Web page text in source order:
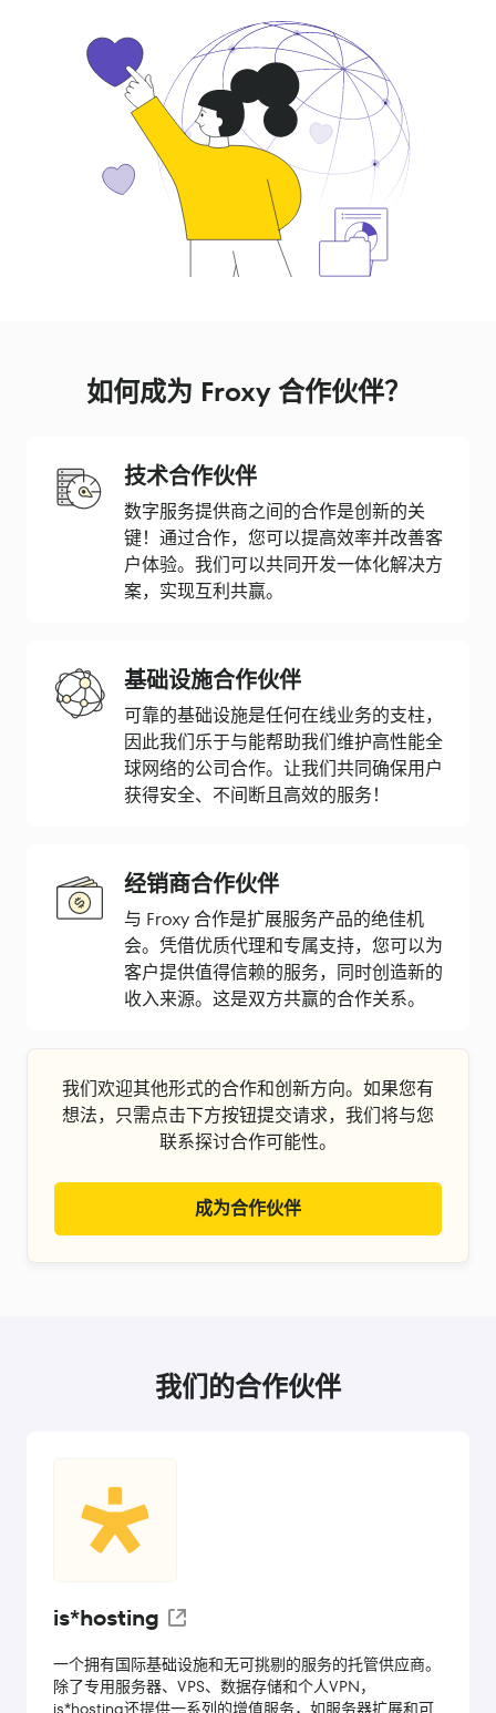
如何成为 Froxy 合作伙伴？
技术合作伙伴
数字服务提供商之间的合作是创新的关
键！通过合作，您可以提高效率并改善客
户体验。我们可以共同开发一体化解决方
案，实现互利共赢。
基础设施合作伙伴
可靠的基础设施是任何在线业务的支柱，
因此我们乐于与能帮助我们维护高性能全
球网络的公司合作。让我们共同确保用户
获得安全、不间断且高效的服务！
经销商合作伙伴
与 Froxy 合作是扩展服务产品的绝佳机
会。凭借优质代理和专属支持，您可以为
客户提供值得信赖的服务，同时创造新的
收入来源。这是双方共赢的合作关系。
我们欢迎其他形式的合作和创新方向。如果您有
想法，只需点击下方按钮提交请求，我们将与您
联系探讨合作可能性。
成为合作伙伴
我们的合作伙伴
is*hosting
一个拥有国际基础设施和无可挑剔的服务的托管供应商。
除了专用服务器、VPS、数据存储和个人VPN，
is*hosting还提供一系列的增值服务，如服务器扩展和可